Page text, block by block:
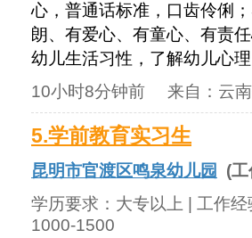
心，普通话标准，口齿伶俐
朗、有爱心、有童心、有责
幼儿生活习性，了解幼儿心
10小时8分钟前 来自： 云
5.学前教育实习生
昆明市官渡区鸣泉幼儿园
(
学历要求： 大专以上 | 工作
1000-1500